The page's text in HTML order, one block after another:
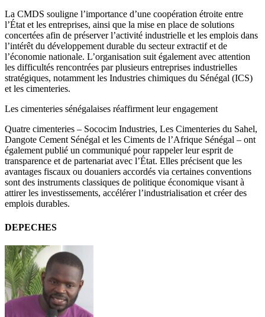
La CMDS souligne l’importance d’une coopération étroite entre
l’État et les entreprises, ainsi que la mise en place de solutions
concertées afin de préserver l’activité industrielle et les emplois dans
l’intérêt du développement durable du secteur extractif et de
l’économie nationale. L’organisation suit également avec attention
les difficultés rencontrées par plusieurs entreprises industrielles
stratégiques, notamment les Industries chimiques du Sénégal (ICS)
et les cimenteries.
Les cimenteries sénégalaises réaffirment leur engagement
Quatre cimenteries – Sococim Industries, Les Cimenteries du Sahel,
Dangote Cement Sénégal et les Ciments de l’Afrique Sénégal – ont
également publié un communiqué pour rappeler leur esprit de
transparence et de partenariat avec l’État. Elles précisent que les
avantages fiscaux ou douaniers accordés via certaines conventions
sont des instruments classiques de politique économique visant à
attirer les investissements, accélérer l’industrialisation et créer des
emplois durables.
DEPECHES